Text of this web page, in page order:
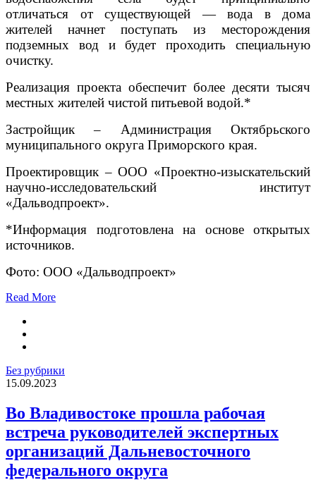
отличаться от существующей — вода в дома
жителей начнет поступать из месторождения
подземных вод и будет проходить специальную
очистку.
Реализация проекта обеспечит более десяти тысяч
местных жителей чистой питьевой водой.*
Застройщик – Администрация Октябрьского
муниципального округа Приморского края.
Проектировщик – ООО «Проектно-изыскательский
научно-исследовательский институт
«Дальводпроект».
*Информация подготовлена на основе открытых
источников.
Фото: ООО «Дальводпроект»
Read More
Без рубрики
15.09.2023
Во Владивостоке прошла рабочая
встреча руководителей экспертных
организаций Дальневосточного
федерального округа